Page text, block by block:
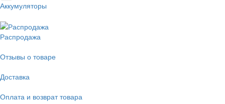
Аккумуляторы
Распродажа
Отзывы о товаре
Доставка
Оплата и возврат товара